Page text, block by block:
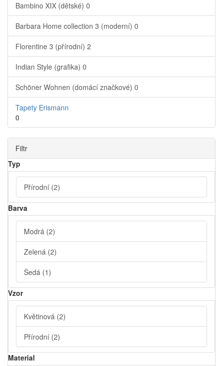
Bambino XIX (dětské) 0
Barbara Home collection 3 (moderní) 0
Florentine 3 (přírodní) 2
Indian Style (grafika) 0
Schöner Wohnen (domácí značkové) 0
Tapety Erismann
0
Filtr
Typ
Přírodní (2)
Barva
Modrá (2)
Zelená (2)
Šedá (1)
Vzor
Květinová (2)
Přírodní (2)
Material